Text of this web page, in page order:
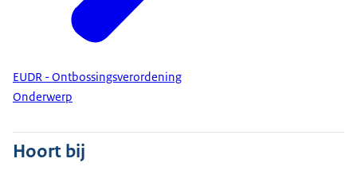
EUDR - Ontbossingsverordening
Onderwerp
Hoort bij